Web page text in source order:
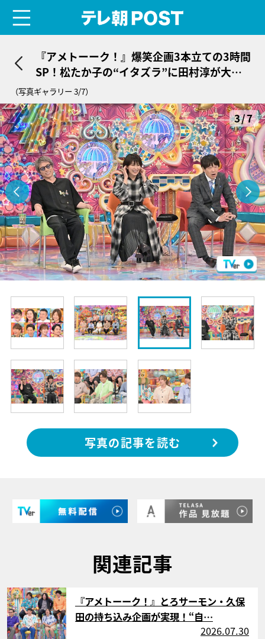
『アメトーーク！』爆笑企画3本立ての3時間
SP！松たか子の“イタズラ”に田村淳が大絶
叫
（写真ギャラリー 3/7）
3/7
写真の記事を読む
関連記事
サムネイル
『アメトーーク！』とろサーモン・久保
田の持ち込み企画が実現！“自…
2026.07.30